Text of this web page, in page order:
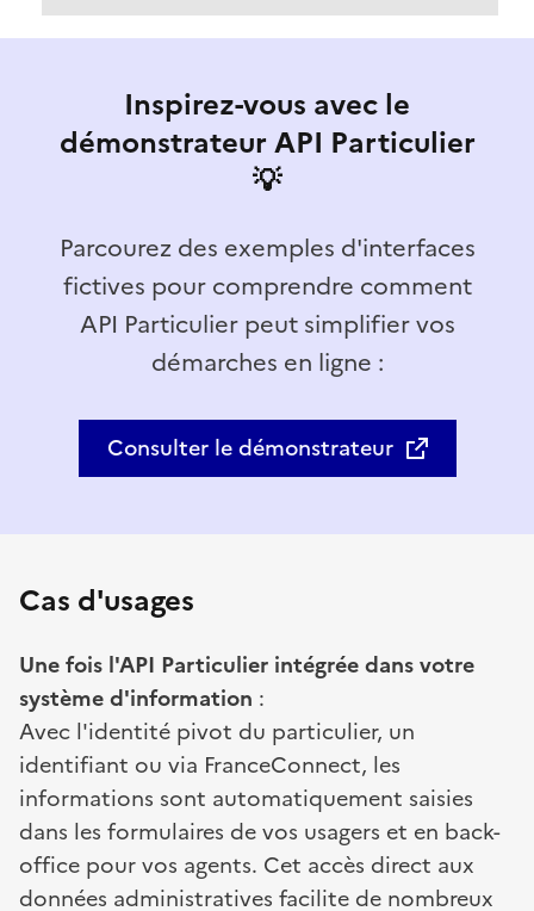
Inspirez-vous avec le
démonstrateur API Particulier
💡
Parcourez des exemples d'interfaces
fictives pour comprendre comment
API Particulier peut simplifier vos
démarches en ligne :
Consulter le démonstrateur
(nouvelle fenêtre)
Cas d'usages
Une fois l'API Particulier intégrée dans votre
système d'information :
Avec l'identité pivot du particulier, un
identifiant ou via FranceConnect, les
informations sont automatiquement saisies
dans les formulaires de vos usagers et en back-
office pour vos agents. Cet accès direct aux
données administratives facilite de nombreux